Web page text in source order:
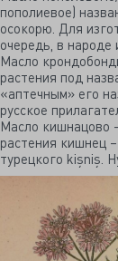
пополиевое)
осокорю. Для
очередь, в
Масло
растения под
«аптечным» его
русское
Масло кишнацово
растения кишнец
турецкого kişniş.